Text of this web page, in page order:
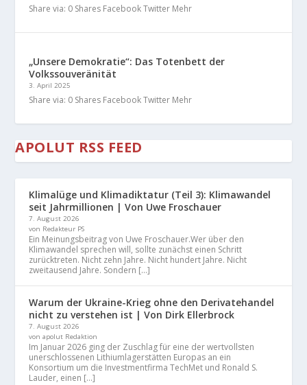
Share via: 0 Shares Facebook Twitter Mehr
„Unsere Demokratie“: Das Totenbett der
Volkssouveränität
3. April 2025
Share via: 0 Shares Facebook Twitter Mehr
APOLUT RSS FEED
Klimalüge und Klimadiktatur (Teil 3): Klimawandel
seit Jahrmillionen | Von Uwe Froschauer
7. August 2026
von Redakteur PS
Ein Meinungsbeitrag von Uwe Froschauer.Wer über den
Klimawandel sprechen will, sollte zunächst einen Schritt
zurücktreten. Nicht zehn Jahre. Nicht hundert Jahre. Nicht
zweitausend Jahre. Sondern […]
Warum der Ukraine-Krieg ohne den Derivatehandel
nicht zu verstehen ist | Von Dirk Ellerbrock
7. August 2026
von apolut Redaktion
Im Januar 2026 ging der Zuschlag für eine der wertvollsten
unerschlossenen Lithiumlagerstätten Europas an ein
Konsortium um die Investmentfirma TechMet und Ronald S.
Lauder, einen […]